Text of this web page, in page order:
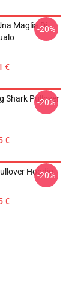
Maglia Di
€
-20%
Shark Pullover
€
-20%
Hoodie
€
-20%